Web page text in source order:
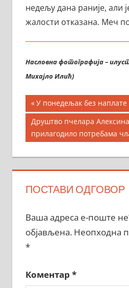
недељу дана раније, али
жалости отказана. Меч
Насловна фотографија –
Михајло Илић)
Кретање
чланка
Previous
Post:
У понедељак без наплате
Next
Post:
Друштво пчелара
прилагодило потребама
ПОСТАВИ ОДГОВОР
Ваша адреса е-поште
објављена. Неопходна
*
Коментар *